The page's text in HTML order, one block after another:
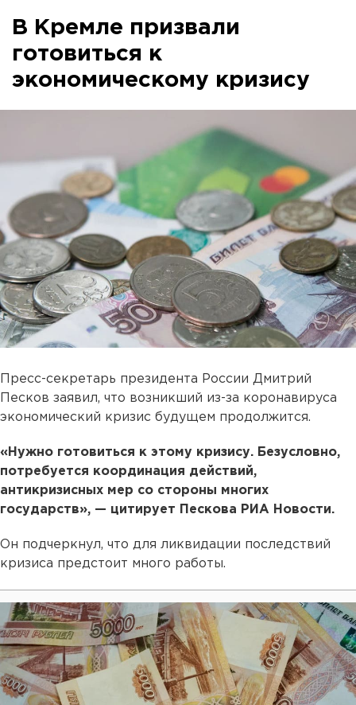
В Кремле призвали
готовиться к
экономическому кризису
Пресс-секретарь президента России Дмитрий
Песков заявил, что возникший из-за коронавируса
экономический кризис будущем продолжится.
«Нужно готовиться к этому кризису. Безусловно,
потребуется координация действий,
антикризисных мер со стороны многих
государств», — цитирует Пескова РИА Новости.
Он подчеркнул, что для ликвидации последствий
кризиса предстоит много работы.